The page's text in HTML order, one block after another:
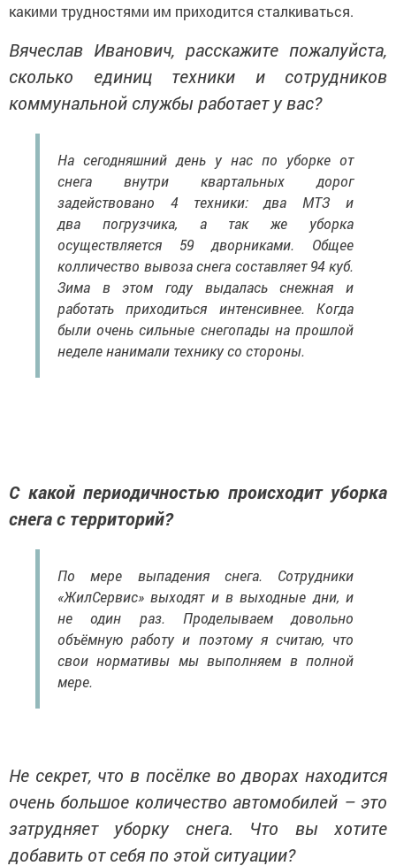
какими трудностями им приходится сталкиваться.
Вячеслав Иванович, расскажите пожалуйста,
сколько единиц техники и сотрудников
коммунальной службы работает у вас?
На сегодняшний день у нас по уборке от
снега внутри квартальных дорог
задействовано 4 техники: два МТЗ и
два погрузчика, а так же уборка
осуществляется 59 дворниками. Общее
колличество вывоза снега составляет 94 куб.
Зима в этом году выдалась снежная и
работать приходиться интенсивнее. Когда
были очень сильные снегопады на прошлой
неделе нанимали технику со стороны.
С какой периодичностью происходит уборка
снега с территорий?
По мере выпадения снега. Сотрудники
«ЖилСервис» выходят и в выходные дни, и
не один раз. Проделываем довольно
объёмную работу и поэтому я считаю, что
свои нормативы мы выполняем в полной
мере.
Не секрет, что в посёлке во дворах находится
очень большое количество автомобилей – это
затрудняет уборку снега. Что вы хотите
добавить от себя по этой ситуации?